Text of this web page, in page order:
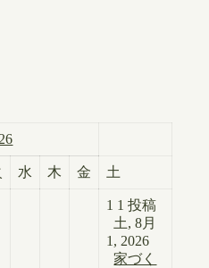
水 木 金 土
1 1 投稿
土, 8月
1, 2026
家づく